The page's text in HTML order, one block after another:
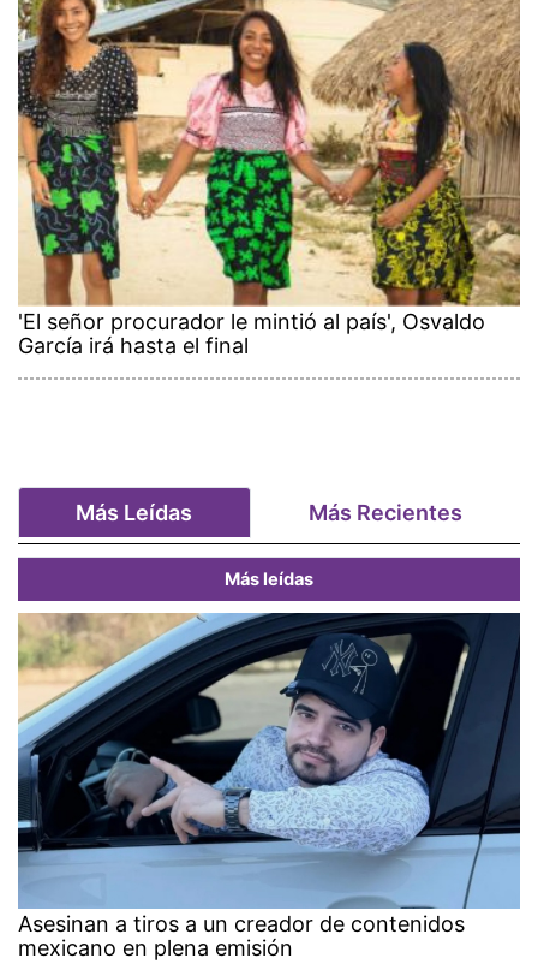
'El señor procurador le mintió al país', Osvaldo
García irá hasta el final
Más Leídas Más Recientes
Más leídas
Asesinan a tiros a un creador de contenidos
mexicano en plena emisión